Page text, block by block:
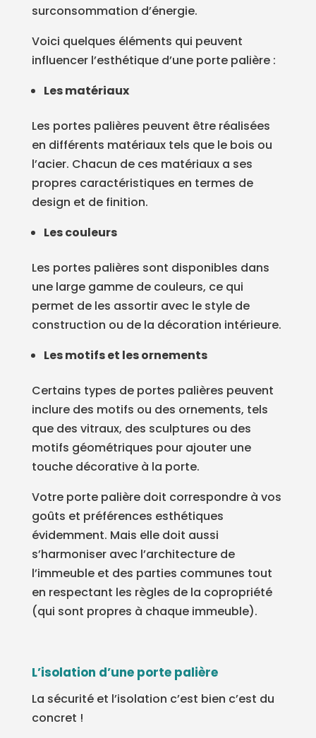
surconsommation d’énergie.
Voici quelques éléments qui peuvent
influencer l’esthétique d’une porte palière :
Les matériaux
Les portes palières peuvent être réalisées
en différents matériaux tels que le bois ou
l’acier. Chacun de ces matériaux a ses
propres caractéristiques en termes de
design et de finition.
Les couleurs
Les portes palières sont disponibles dans
une large gamme de couleurs, ce qui
permet de les assortir avec le style de
construction ou de la décoration intérieure.
Les motifs et les ornements
Certains types de portes palières peuvent
inclure des motifs ou des ornements, tels
que des vitraux, des sculptures ou des
motifs géométriques pour ajouter une
touche décorative à la porte.
Votre porte palière doit correspondre à vos
goûts et préférences esthétiques
évidemment. Mais elle doit aussi
s’harmoniser avec l’architecture de
l’immeuble et des parties communes tout
en respectant les règles de la copropriété
(qui sont propres à chaque immeuble).
L’isolation d’une porte palière
La sécurité et l’isolation c’est bien c’est du
concret !